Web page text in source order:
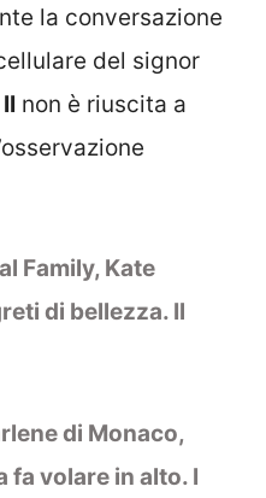
la conversazione
del signor
non è riuscita a
Family, Kate
di bellezza. Il
di Monaco,
fa volare in alto. I